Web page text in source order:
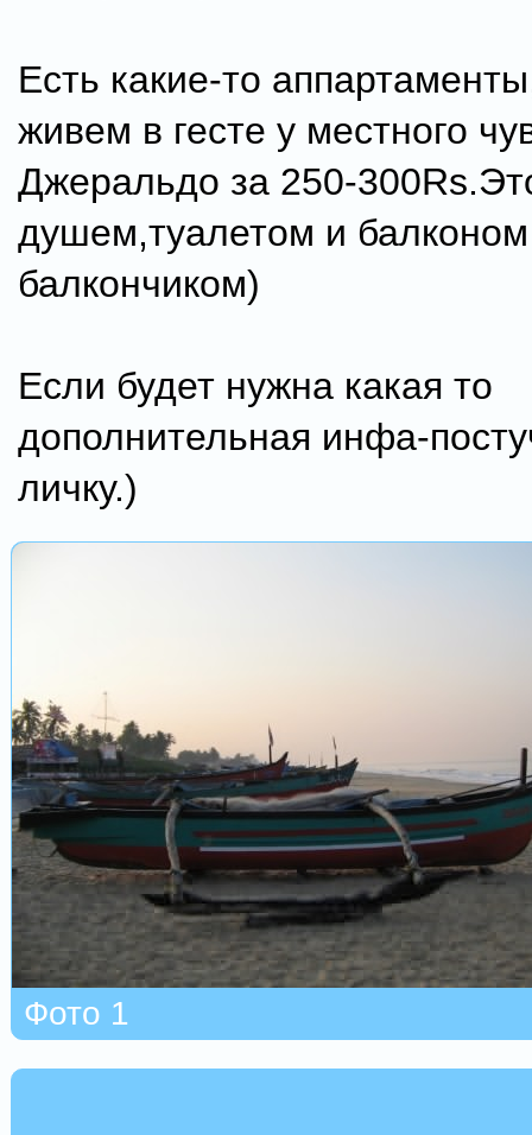
Есть какие-то
живем в гесте у местного
Джеральдо за 250-
душем,туалетом и
балкончиком)
Если будет нужна какая то
дополнительная инфа-
личку.)
Фото 1